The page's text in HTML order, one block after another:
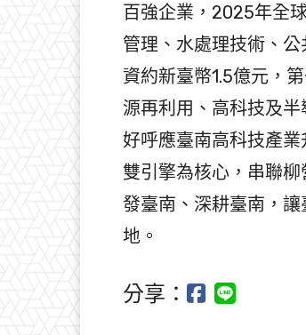
百強企業，2025年全
管理、水處理技術、
資約新臺幣1.5億元，
源再利用、高科技及
好呼應臺南高科技產
雙引擎為核心，串聯
發臺南、深耕臺南，
地。
分享：